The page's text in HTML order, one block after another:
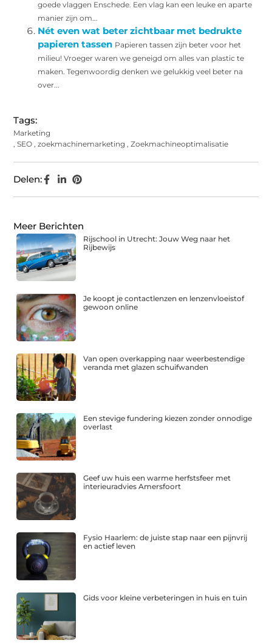
goede vlaggen Enschede. Een vlag kan een leuke en aparte
manier zijn om...
Nét even wat beter zichtbaar met bedrukte
papieren tassen Papieren tassen zijn beter voor het
milieu! Vroeger waren we geneigd om alles van plastic te
maken. Tegenwoordig denken we gelukkig veel beter na
over...
Tags:
Marketing
,SEO ,zoekmachinemarketing ,Zoekmachineoptimalisatie
Delen:
Meer Berichten
Rijschool in Utrecht: Jouw Weg naar het
Rijbewijs
Je koopt je contactlenzen en lenzenvloeistof
gewoon online
Van open overkapping naar weerbestendige
veranda met glazen schuifwanden
Een stevige fundering kiezen zonder onnodige
overlast
Geef uw huis een warme herfstsfeer met
interieuradvies Amersfoort
Fysio Haarlem: de juiste stap naar een pijnvrij
en actief leven
Gids voor kleine verbeteringen in huis en tuin